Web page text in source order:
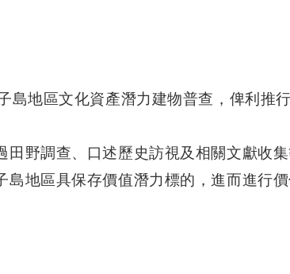
島地區文化資產潛力建物普查，俾利推
野調查、口述歷史訪視及相關文獻收
地區具保存價值潛力標的，進而進行